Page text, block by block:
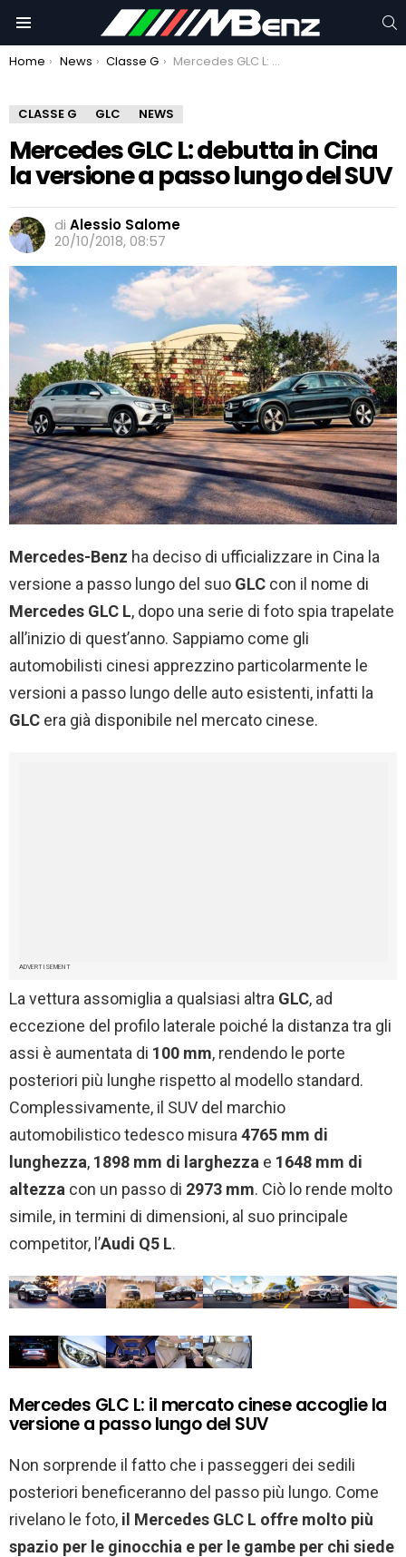
You are here:
Home News Classe G Mercedes GLC L: debutta in Cina la versione a passo lungo del SUV
CLASSE G GLC NEWS
Mercedes GLC L: debutta in Cina
la versione a passo lungo del SUV
di Alessio Salome
20/10/2018, 08:57
Mercedes-Benz ha deciso di ufficializzare in Cina la
versione a passo lungo del suo GLC con il nome di
Mercedes GLC L, dopo una serie di foto spia trapelate
all’inizio di quest’anno. Sappiamo come gli
automobilisti cinesi apprezzino particolarmente le
versioni a passo lungo delle auto esistenti, infatti la
GLC era già disponibile nel mercato cinese.
ADVERTISEMENT
La vettura assomiglia a qualsiasi altra GLC, ad
eccezione del profilo laterale poiché la distanza tra gli
assi è aumentata di 100 mm, rendendo le porte
posteriori più lunghe rispetto al modello standard.
Complessivamente, il SUV del marchio
automobilistico tedesco misura4765 mm di
lunghezza, 1898 mm di larghezza e 1648 mm di
altezza con un passo di 2973 mm. Ciò lo rende molto
simile, in termini di dimensioni, al suo principale
competitor, l’Audi Q5 L.
Mercedes GLC L: il mercato cinese accoglie la
versione a passo lungo del SUV
Non sorprende il fatto che i passeggeri dei sedili
posteriori beneficeranno del passo più lungo. Come
rivelano le foto, il Mercedes GLC L offre molto più
spazio per le ginocchia e per le gambe per chi siede